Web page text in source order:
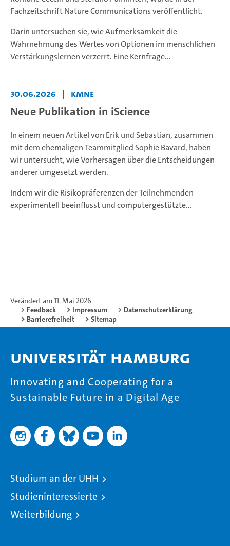
Fachzeitschrift Nature Communications veröffentlicht.
Darin untersuchen sie, wie Aufmerksamkeit die
Wahrnehmung des Wertes von Optionen im menschlichen
Verstärkungslernen verzerrt. Eine Kernfrage...
30.06.2026 | KMNE
Neue Publikation in iScience
In einem neuen Artikel von Erik und Sebastian, zusammen
mit dem ehemaligen Teammitglied Sophie Bavard, haben
wir untersucht, wie Vorhersagen über die Entscheidungen
anderer umgesetzt werden.
Indem wir die Risikopräferenzen der Teilnehmenden
experimentell beeinflusst und computergestützte...
Verändert am 11. Mai 2026
Feedback
Impressum
Datenschutzerklärung
Barrierefreiheit
Sitemap
Universität Hamburg
Innovating and Cooperating for a
Sustainable Future in a Digital Age
Studium an der UHH
Studieninteressierte
Weiterbildung